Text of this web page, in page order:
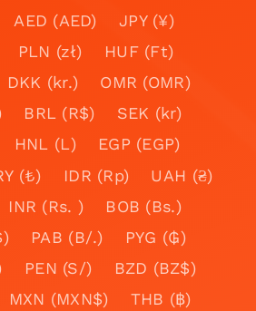
AED (AED)
JPY (¥)
PLN (zł)
HUF (Ft)
DKK (kr.)
OMR (OMR)
BRL (R$)
SEK (kr)
HNL (L)
EGP (EGP)
(₺) IDR (Rp)
UAH (₴)
INR (Rs. )
BOB (Bs.)
PAB (B/.)
PYG (₲)
PEN (S/)
BZD (BZ$)
MXN (MXN$)
THB (฿)